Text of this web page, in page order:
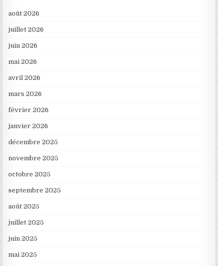
août 2026
juillet 2026
juin 2026
mai 2026
avril 2026
mars 2026
février 2026
janvier 2026
décembre 2025
novembre 2025
octobre 2025
septembre 2025
août 2025
juillet 2025
juin 2025
mai 2025